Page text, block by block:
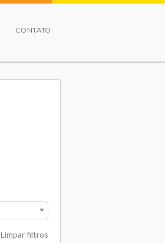
CONTATO
Limpar filtros